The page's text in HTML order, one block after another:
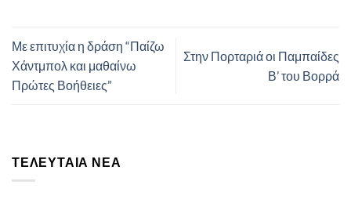
Με επιτυχία η δράση “Παίζω
Χάντμπολ και μαθαίνω
Πρώτες Βοήθειες”
Στην Πορταριά οι Παμπαίδες
Β’ του Βορρά
ΤΕΛΕΥΤΑΊΑ ΝΈΑ